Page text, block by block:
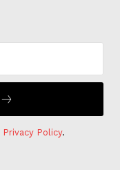
Privacy Policy.